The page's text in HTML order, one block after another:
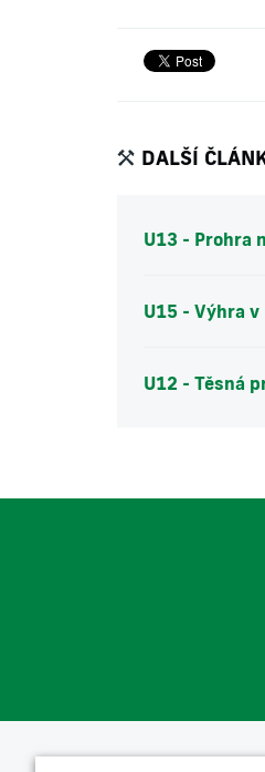
DALŠÍ
U13 - Prohra
U15 - Výhra
U12 - Těsná